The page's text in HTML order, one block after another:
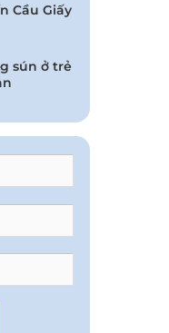
Cầu Giấy
sún ở trẻ